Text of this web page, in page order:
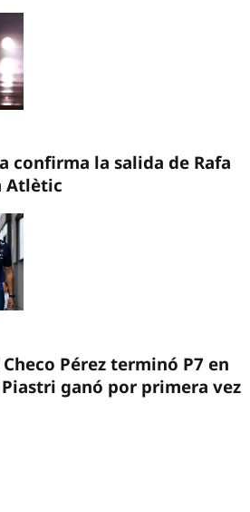
confirma la salida de Rafa
Atlètic
Pérez terminó P7 en
ganó por primera vez